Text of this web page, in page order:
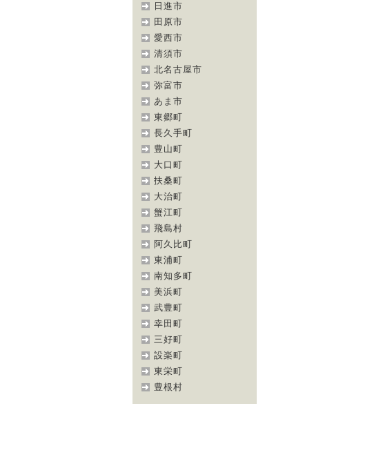
日進市
田原市
愛西市
清須市
北名古屋市
弥富市
あま市
東郷町
長久手町
豊山町
大口町
扶桑町
大治町
蟹江町
飛島村
阿久比町
東浦町
南知多町
美浜町
武豊町
幸田町
三好町
設楽町
東栄町
豊根村